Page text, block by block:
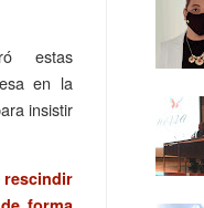
estas
en la
insistir
rescindir